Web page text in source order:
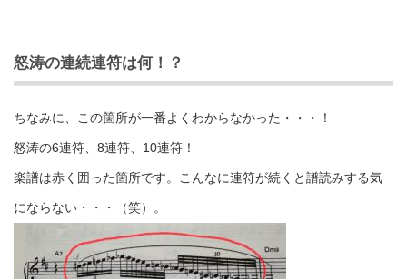
怒涛の連続連符は何！？
ちなみに、この箇所が一番よくわからなかった・・・！
怒涛の6連符、8連符、10連符！
楽譜は赤く囲った箇所です。こんなに連符が続くと譜読みする気
にならない・・・（笑）。